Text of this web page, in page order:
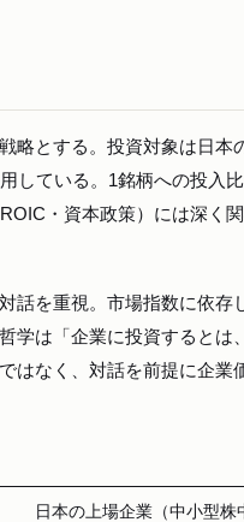
略とする。投資対象は日本
している。1銘柄への投入
・資本政策）には深く
話を重視。市場指数に依存
学は「企業に投資するとは
はなく、対話を前提に企業
日本の上場企業（中小型株